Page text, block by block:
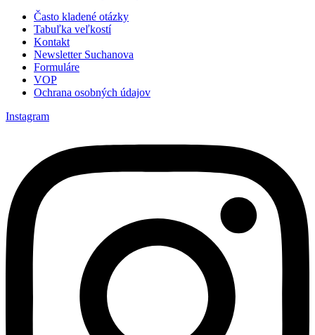
Menu
Často kladené otázky
Tabuľka veľkostí
Kontakt
Newsletter Suchanova
Formuláre
VOP
Ochrana osobných údajov
Instagram